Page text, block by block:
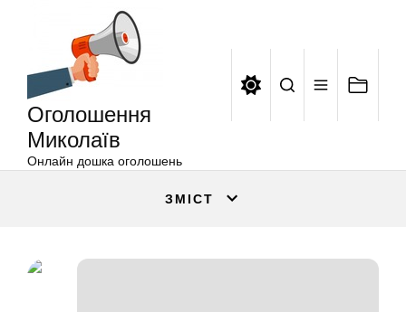
Оголошення
Миколаїв
Онлайн дошка оголошень
ЗМІСТ